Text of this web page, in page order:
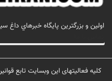
اولين و بزرگترين پايگاه خبرهاي داغ
کلیه فعالیتهای این وبسایت تابع